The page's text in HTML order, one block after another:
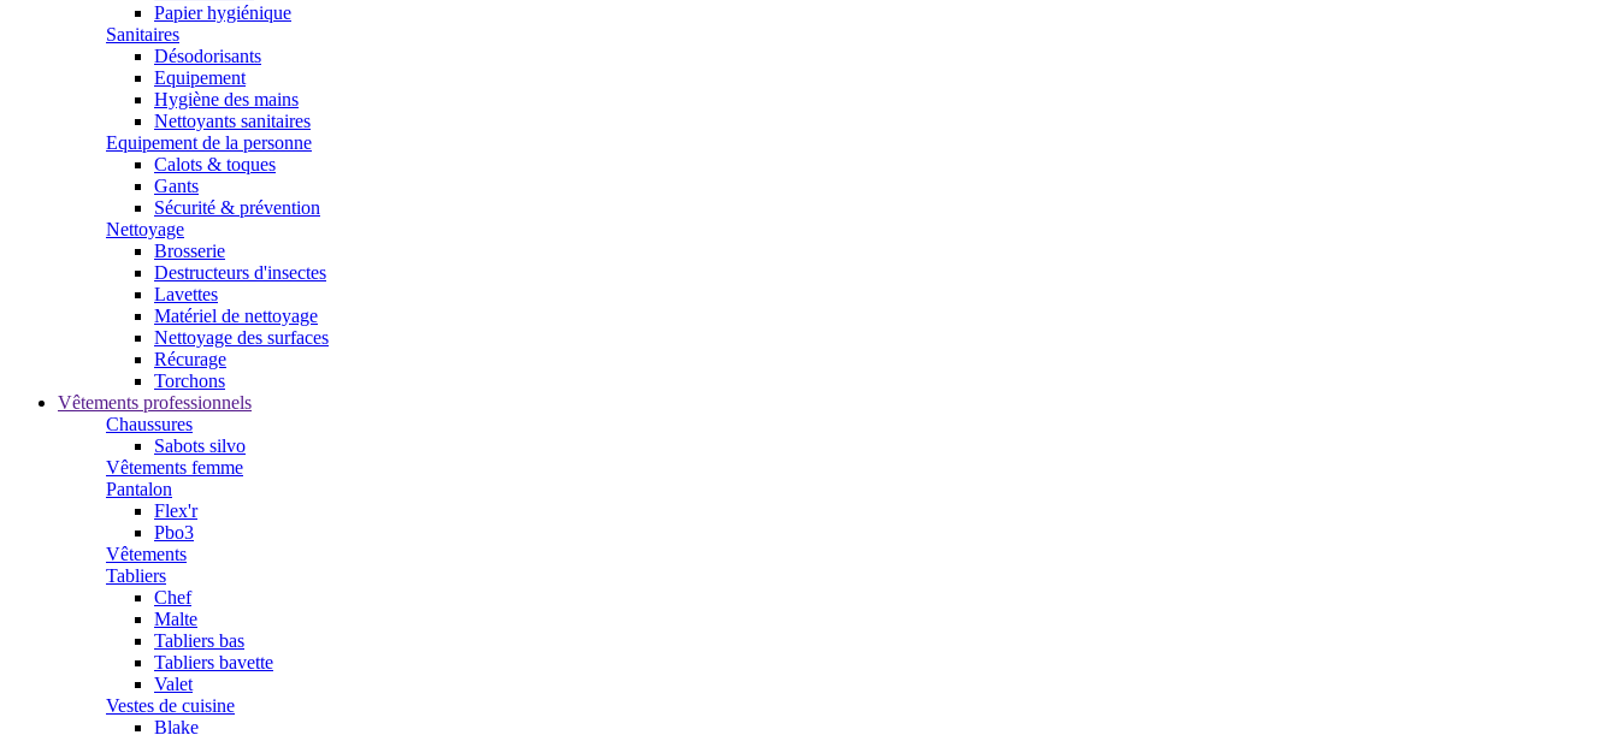
Papier hygiénique
Sanitaires
Désodorisants
Equipement
Hygiène des mains
Nettoyants sanitaires
Equipement de la personne
Calots & toques
Gants
Sécurité & prévention
Nettoyage
Brosserie
Destructeurs d'insectes
Lavettes
Matériel de nettoyage
Nettoyage des surfaces
Récurage
Torchons
Vêtements professionnels
Chaussures
Sabots silvo
Vêtements femme
Pantalon
Flex'r
Pbo3
Vêtements
Tabliers
Chef
Malte
Tabliers bas
Tabliers bavette
Valet
Vestes de cuisine
Blake